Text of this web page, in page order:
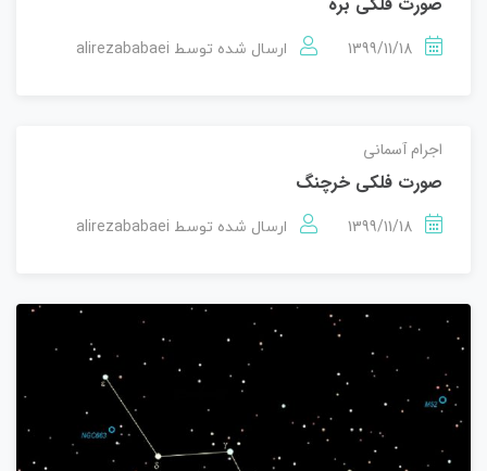
1399/11/18 ارسال شده توسط alirezababaei
اجرام آسمانی
صورت فلکی خرچنگ
1399/11/18 ارسال شده توسط alirezababaei